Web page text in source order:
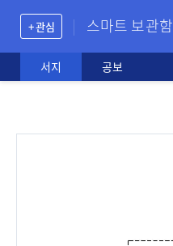
+ 관심 스마트 보관
서지 공보